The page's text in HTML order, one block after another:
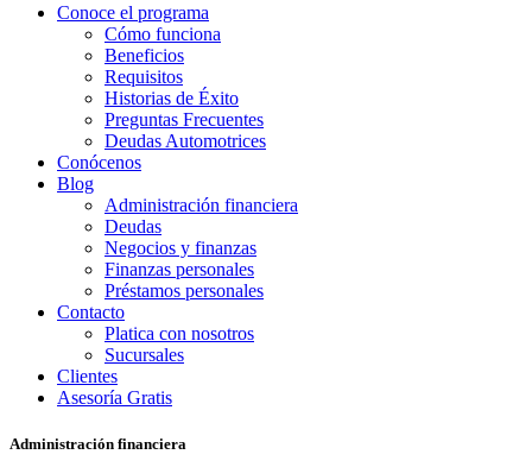
Conoce el programa
Cómo funciona
Beneficios
Requisitos
Historias de Éxito
Preguntas Frecuentes
Deudas Automotrices
Conócenos
Blog
Administración financiera
Deudas
Negocios y finanzas
Finanzas personales
Préstamos personales
Contacto
Platica con nosotros
Sucursales
Clientes
Asesoría Gratis
Administración financiera